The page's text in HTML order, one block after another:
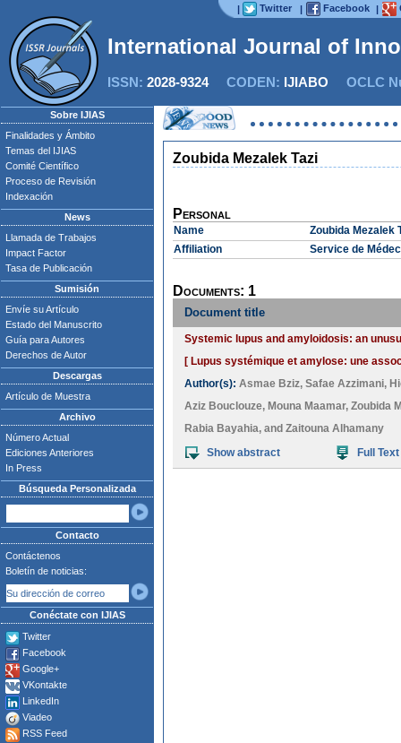
| Twitter | Facebook |
International Journal of
ISSN: 2028-9324CODEN: IJIABO OCLC
Sobre IJIAS
Finalidades y Ámbito
Temas del IJIAS
Comité Científico
Proceso de Revisión
Indexación
News
Llamada de Trabajos
Impact Factor
Tasa de Publicación
Sumisión
Envíe su Artículo
Estado del Manuscrito
Guía para Autores
Derechos de Autor
Descargas
Artículo de Muestra
Archivo
Número Actual
Ediciones Anteriores
In Press
Búsqueda Personalizada
Contacto
Contáctenos
Boletín de noticias:
Conéctate con IJIAS
Twitter
Facebook
Google+
VKontakte
LinkedIn
Viadeo
RSS Feed
Zoubida Mezalek Tazi
Personal
Name
Zoubida Mezalek
Affiliation
Service de
Documents: 1
Document title
Systemic lupus and amyloidosis: an
[ Lupus systémique et amylose: une
Author(s): Asmae Bziz, Safae Azzimani,
Aziz Bouclouze, Mouna Maamar, Zoubida
Rabia Bayahia, and Zaitouna Alhamany
Show abstract
Full Text